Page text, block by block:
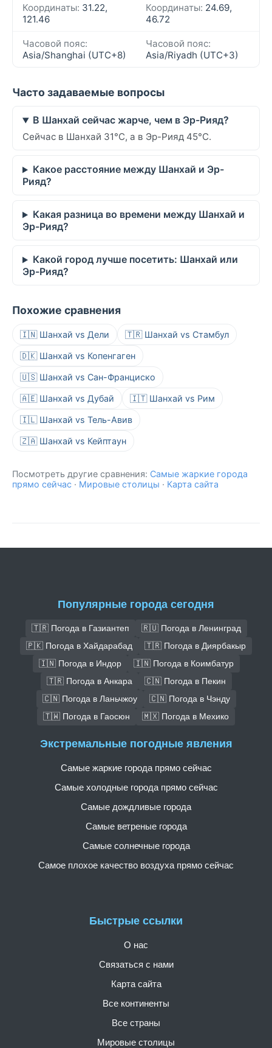
Координаты: 31.22,
121.46
Координаты: 24.69,
46.72
Часовой пояс:
Asia/Shanghai (UTC+8)
Часовой пояс:
Asia/Riyadh (UTC+3)
Часто задаваемые вопросы
В Шанхай сейчас жарче, чем в Эр-Рияд?
Сейчас в Шанхай 31°C, а в Эр-Рияд 45°C.
Какое расстояние между Шанхай и Эр-
Рияд?
Какая разница во времени между Шанхай и
Эр-Рияд?
Какой город лучше посетить: Шанхай или
Эр-Рияд?
Похожие сравнения
🇮🇳 Шанхай vs Дели 🇹🇷 Шанхай vs Стамбул
🇩🇰 Шанхай vs Копенгаген
🇺🇸 Шанхай vs Сан-Франциско
🇦🇪 Шанхай vs Дубай 🇮🇹 Шанхай vs Рим
🇮🇱 Шанхай vs Тель-Авив
🇿🇦 Шанхай vs Кейптаун
Посмотреть другие сравнения: Самые жаркие города
прямо сейчас · Мировые столицы · Карта сайта
Популярные города сегодня
🇹🇷 Погода в Газиантеп
🇷🇺 Погода в Ленинград
🇵🇰 Погода в Хайдарабад
🇹🇷 Погода в Диярбакыр
🇮🇳 Погода в Индор
🇮🇳 Погода в Коимбатур
🇹🇷 Погода в Анкара
🇨🇳 Погода в Пекин
🇨🇳 Погода в Ланьчжоу
🇨🇳 Погода в Чэнду
🇹🇼 Погода в Гаосюн
🇲🇽 Погода в Мехико
Быстрые ссылки
О нас
Связаться с нами
Карта сайта
Все континенты
Все страны
Мировые столицы
Экстремальные погодные явления
Самые жаркие города прямо сейчас
Самые холодные города прямо сейчас
Самые дождливые города
Самые ветреные города
Самые солнечные города
Самое плохое качество воздуха прямо сейчас